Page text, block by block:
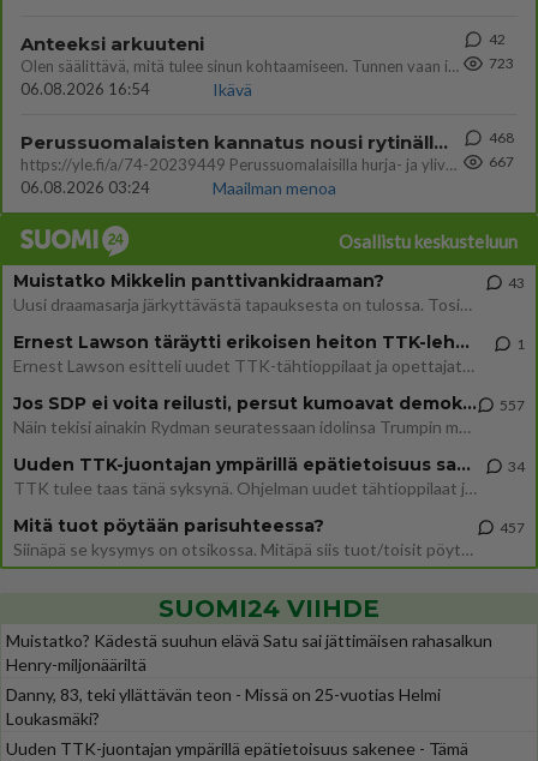
Anteeksi arkuuteni
Olen säälittävä, mitä tulee sinun kohtaamiseen. Tunnen vaan itseni todella epävarmaksi sun kanssa. Jos minun olisi pitän
06.08.2026 16:54
Ikävä
42
723
Perussuomalaisten kannatus nousi rytinällä Ylen tänään julkaisemassa tuoreimmassa gallup-kyselyssä.
https://yle.fi/a/74-20239449 Perussuomalaisilla hurja- ja ylivoimaisesti suurin nousu tässä uudessa Ylen gallupissa. Kyl
06.08.2026 03:24
Maailman menoa
468
667
Osallistu keskusteluun
Muistatko Mikkelin panttivankidraaman?
Uusi draamasarja järkyttävästä tapauksesta on tulossa. Tositapahtumiin perustuva sarja ammentaa vuoden 1986 Mikkelin pan
43
Ernest Lawson täräytti erikoisen heiton TTK-lehdistötilaisuudessa: " Onko tässä tarkoituksena...?"
Ernest Lawson esitteli uudet TTK-tähtioppilaat ja opettajat torstaina 6.8. lehdistölle. Tulevalla kaudella on yksi hausk
1
Jos SDP ei voita reilusti, persut kumoavat demokratian Suomesta
Näin tekisi ainakin Rydman seuratessaan idolinsa Trumpin mallia https://www.is.fi/politiikka/art-2000012187244.html
557
Uuden TTK-juontajan ympärillä epätietoisuus sakenee - Nyt MTV hämmentää soppaa
TTK tulee taas tänä syksynä. Ohjelman uudet tähtioppilaat julkistetaan torstaina 6. elokuuta klo 14 alkavassa lehdistö
34
Mitä tuot pöytään parisuhteessa?
Siinäpä se kysymys on otsikossa. Mitäpä siis tuot/toisit pöytään parisuhteessa? Oletko mies vai nainen? Koetko sen mitä
457
SUOMI24 VIIHDE
Muistatko? Kädestä suuhun elävä Satu sai jättimäisen rahasalkun
Henry-miljonääriltä
Danny, 83, teki yllättävän teon - Missä on 25-vuotias Helmi
Loukasmäki?
Uuden TTK-juontajan ympärillä epätietoisuus sakenee - Tämä